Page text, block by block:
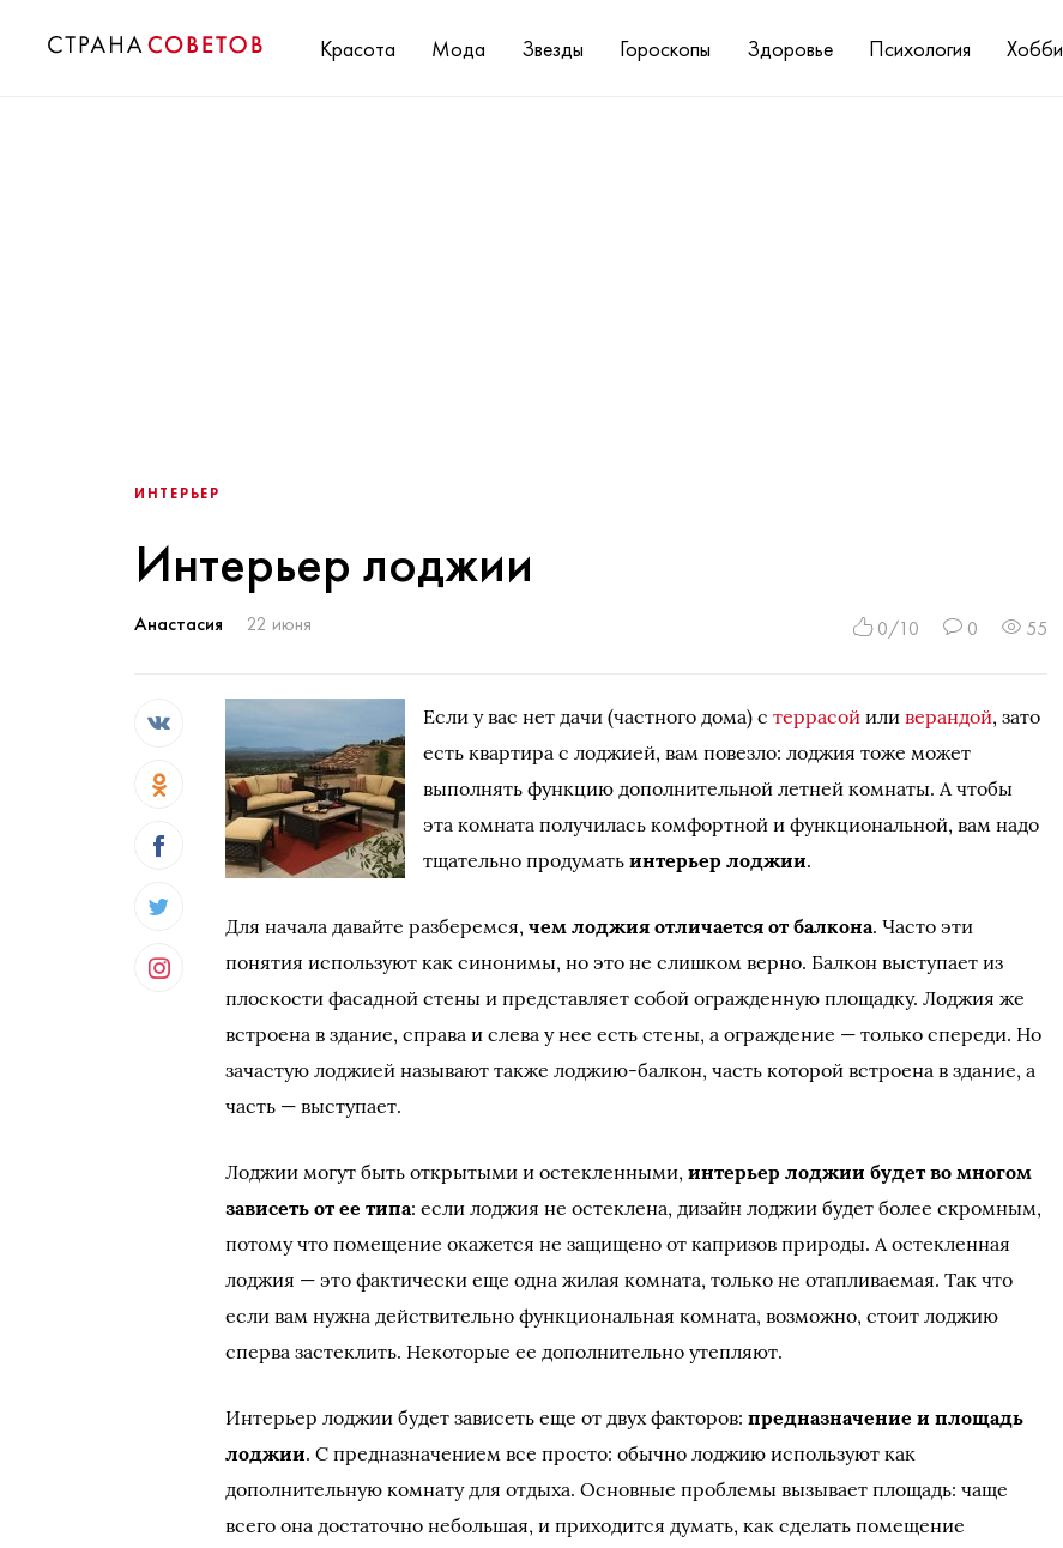
Красота Мода Звезды Гороскопы Здоровье Психология Хобби
ИНТЕРЬЕР
Интерьер лоджии
Анастасия 22 июня 0/10 0 55
Если у вас нет дачи (частного дома) стеррасой иливерандой, зато
есть квартира с лоджией, вам повезло: лоджия тоже может
выполнять функцию дополнительной летней комнаты. А чтобы
эта комната получилась комфортной и функциональной, вам надо
тщательно продуматьинтерьер лоджии.
Для начала давайте разберемся,чем лоджия отличается от балкона. Часто эти
понятия используют как синонимы, но это не слишком верно. Балкон выступает из
плоскости фасадной стены и представляет собой огражденную площадку. Лоджия же
встроена в здание, справа и слева у нее есть стены, а ограждение — только спереди. Но
зачастую лоджией называют также лоджию-балкон, часть которой встроена в здание, а
часть — выступает.
Лоджии могут быть открытыми и остекленными,интерьер лоджии будет во многом
зависеть от ее типа: если лоджия не остеклена, дизайн лоджии будет более скромным,
потому что помещение окажется не защищено от капризов природы. А остекленная
лоджия — это фактически еще одна жилая комната, только не отапливаемая. Так что
если вам нужна действительно функциональная комната, возможно, стоит лоджию
сперва застеклить. Некоторые ее дополнительно утепляют.
Интерьер лоджии будет зависеть еще от двух факторов:предназначение и площадь
лоджии. С предназначением все просто: обычно лоджию используют как
дополнительную комнату для отдыха. Основные проблемы вызывает площадь: чаще
всего она достаточно небольшая, и приходится думать, как сделать помещение